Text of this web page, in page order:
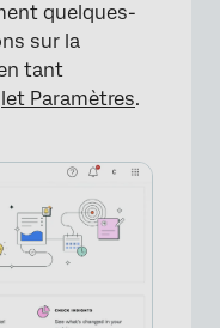
quelques-
sur la
tant
Paramètres.